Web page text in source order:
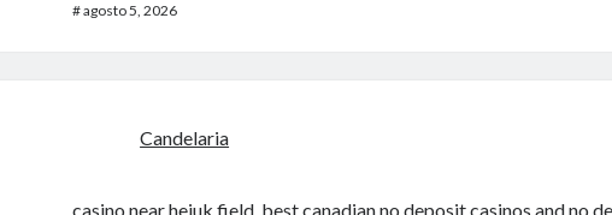
#agosto 5, 2026
Candelaria
casino near heiuk field, best canadian no deposit casinos and no